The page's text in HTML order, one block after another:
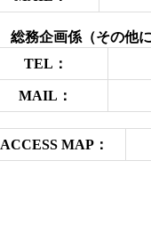
総務企画係（その他
TEL：
MAIL：
ACCESS MAP：